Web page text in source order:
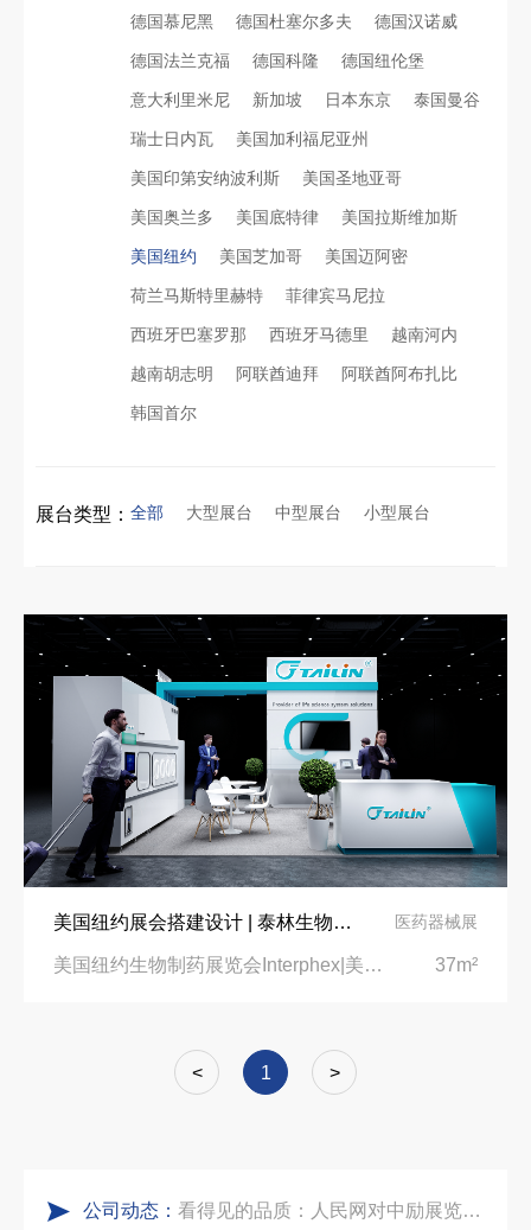
德国慕尼黑 德国杜塞尔多夫 德国汉诺威
德国法兰克福 德国科隆 德国纽伦堡
意大利里米尼 新加坡 日本东京 泰国曼谷
瑞士日内瓦 美国加利福尼亚州
美国印第安纳波利斯 美国圣地亚哥
美国奥兰多 美国底特律 美国拉斯维加斯
美国纽约 美国芝加哥 美国迈阿密
荷兰马斯特里赫特 菲律宾马尼拉
西班牙巴塞罗那 西班牙马德里 越南河内
越南胡志明 阿联酋迪拜 阿联酋阿布扎比
韩国首尔
展台类型： 全部 大型展台 中型展台 小型展台
美国纽约展会搭建设计 | 泰林生物惊艳美国生物制药展 医药器械展
美国纽约生物制药展览会Interphex|美国纽约贾维茨会展中心 37m²
< 1 >
公司动态：
粽情端午，展梦申城
食味欢聚，聚力同行｜中励展览员工海鲜自助聚餐圆满落幕
五一劳动节｜致敬每一份耕耘，共赴会展新征程
看得见的品质：人民网对中励展览的采访报道
公司国外参展总结报告参考模板范文
合肥全球云计算展大数据展台互动区怎么落地？避开行业通病，用互动体验抓住专业观展决策者
中东建材展特装展台验收确认区通关指南：避开这5个坑，省下20万
阿联酋酒店展展台搭建全攻略：合规落地、吸客转化、避坑实操指南
东南亚厨房用品展简约风展台设计：高转化落地实战指南